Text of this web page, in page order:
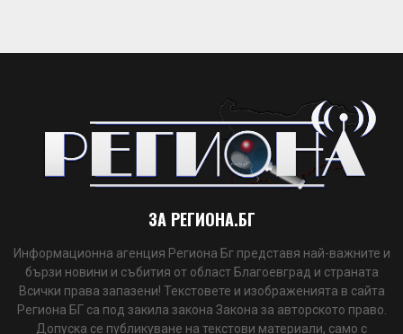
ЗА РЕГИОНА.БГ
Информационна агенция Региона Бг представя най-важните и
бързи новини и събития от област Благоевград и страната
Всички права запазени! Текстовете и изображенията в сайта
Региона БГ са под закила закона Закона за авторското право.
Допуска се публикуване на текстови материали, само с